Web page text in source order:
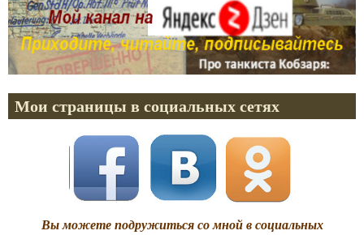
Мои страницы в социальных сетях
Вы можете подружиться со мной в социальных